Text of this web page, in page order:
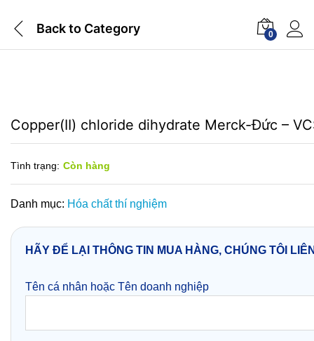
Back to Category 0
Copper(II) chloride dihydrate Merck-Đức –
Tình trạng: Còn hàng
Danh mục: Hóa chất thí nghiệm
HÃY ĐỂ LẠI THÔNG TIN MUA HÀNG, CHÚNG TÔI
Tên cá nhân hoặc Tên doanh nghiệp